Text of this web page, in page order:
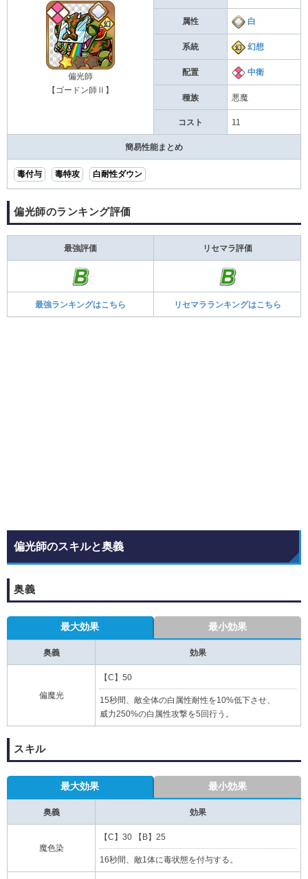
偏光師
【ゴードン師Ⅱ】
属性 白
系統 幻想
配置 中衛
種族 悪魔
コスト 11
簡易性能まとめ
毒付与 毒特攻 白耐性ダウン
偏光師のランキング評価
最強評価 リセマラ評価
最強ランキングはこちら リセマラランキングはこちら
偏光師のスキルと奥義
奥義
最大効果 最小効果
奥義 効果
偏魔光
【C】50
15秒間、敵全体の白属性耐性を10%低下させ、
威力250%の白属性攻撃を5回行う。
スキル
最大効果 最小効果
奥義 効果
魔色染
【C】30 【B】25
16秒間、敵1体に毒状態を付与する。